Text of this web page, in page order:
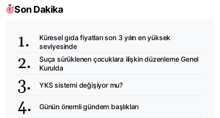
Son Dakika
Küresel gıda fiyatları son 3 yılın en yüksek
seviyesinde
Suça sürüklenen çocuklara ilişkin düzenleme Genel
Kurulda
YKS sistemi değişiyor mu?
Günün önemli gündem başlıkları